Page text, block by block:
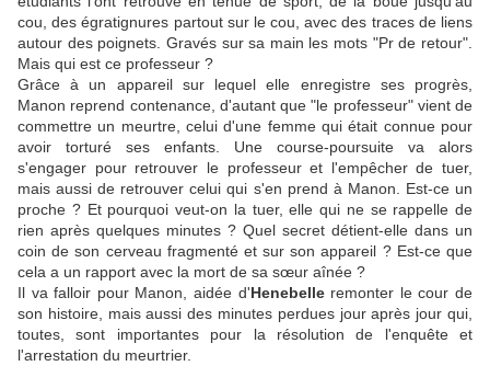
cou, des égratignures partout sur le cou, avec des traces de liens
autour des poignets. Gravés sur sa main les mots "Pr de retour".
Mais qui est ce professeur ?
Grâce à un appareil sur lequel elle enregistre ses progrès,
Manon reprend contenance, d'autant que "le professeur" vient de
commettre un meurtre, celui d'une femme qui était connue pour
avoir torturé ses enfants. Une course-poursuite va alors
s'engager pour retrouver le professeur et l'empêcher de tuer,
mais aussi de retrouver celui qui s'en prend à Manon. Est-ce un
proche ? Et pourquoi veut-on la tuer, elle qui ne se rappelle de
rien après quelques minutes ? Quel secret détient-elle dans un
coin de son cerveau fragmenté et sur son appareil ? Est-ce que
cela a un rapport avec la mort de sa sœur aînée ?
Il va falloir pour Manon, aidée d'Henebelleremonter le cour de
son histoire, mais aussi des minutes perdues jour après jour qui,
toutes, sont importantes pour la résolution de l'enquête et
l'arrestation du meurtrier.